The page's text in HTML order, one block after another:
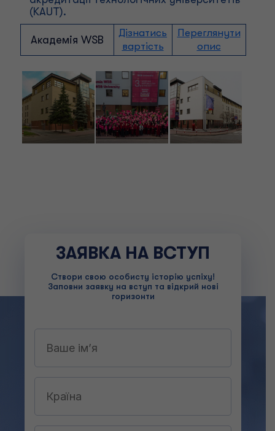
(KAUT).
Академія WSB
Дізнатись
вартість
Переглянути
опис
ЗАЯВКА НА ВСТУП
Створи свою особисту історію успіху!
Заповни заявку на вступ та відкрий нові
горизонти